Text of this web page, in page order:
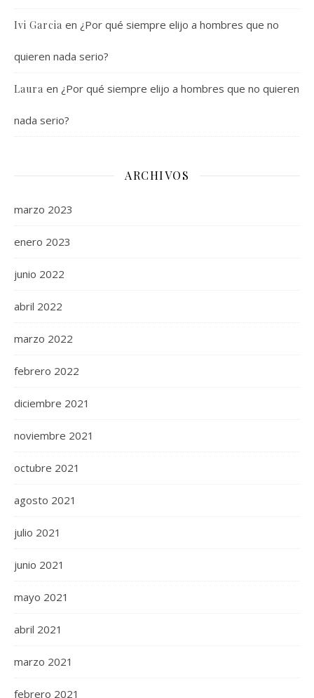
Ivi Garcia en ¿Por qué siempre elijo a hombres que no
quieren nada serio?
Laura en ¿Por qué siempre elijo a hombres que no quieren
nada serio?
ARCHIVOS
marzo 2023
enero 2023
junio 2022
abril 2022
marzo 2022
febrero 2022
diciembre 2021
noviembre 2021
octubre 2021
agosto 2021
julio 2021
junio 2021
mayo 2021
abril 2021
marzo 2021
febrero 2021